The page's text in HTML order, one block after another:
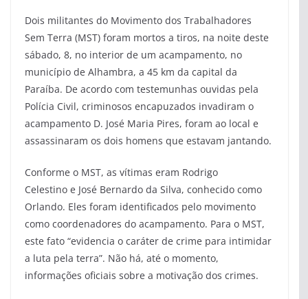
Dois militantes do Movimento dos Trabalhadores
Sem Terra (MST) foram mortos a tiros, na noite deste
sábado, 8, no interior de um acampamento, no
município de Alhambra, a 45 km da capital da
Paraíba. De acordo com testemunhas ouvidas pela
Polícia Civil, criminosos encapuzados invadiram o
acampamento D. José Maria Pires, foram ao local e
assassinaram os dois homens que estavam jantando.
Conforme o MST, as vítimas eram Rodrigo
Celestino e José Bernardo da Silva, conhecido como
Orlando. Eles foram identificados pelo movimento
como coordenadores do acampamento. Para o MST,
este fato “evidencia o caráter de crime para intimidar
a luta pela terra”. Não há, até o momento,
informações oficiais sobre a motivação dos crimes.